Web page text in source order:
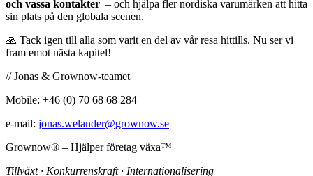
och vassa kontakter – och hjälpa fler nordiska varumärken att hitta
sin plats på den globala scenen.
🙏 Tack igen till alla som varit en del av vår resa hittills. Nu ser vi
fram emot nästa kapitel!
// Jonas & Grownow-teamet
Mobile: +46 (0) 70 68 68 284
e-mail: jonas.welander@grownow.se
Grownow® – Hjälper företag växa™
Tillväxt ∙ Konkurrenskraft ∙ Internationalisering